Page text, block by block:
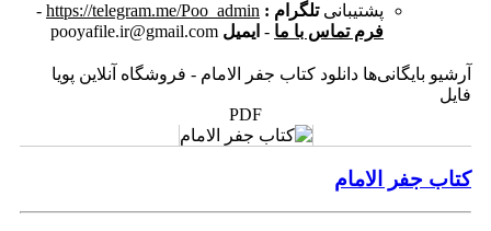
پشتیبانی تلگرام : https://telegram.me/Poo_admin
-
فرم تماس با ما - ایمیل pooyafile.ir@gmail.com
آرشیو بایگانی‌ها دانلود کتاب جفر الامام - فروشگاه آنلاین پویا
فایل
PDF
کتاب جفر الامام